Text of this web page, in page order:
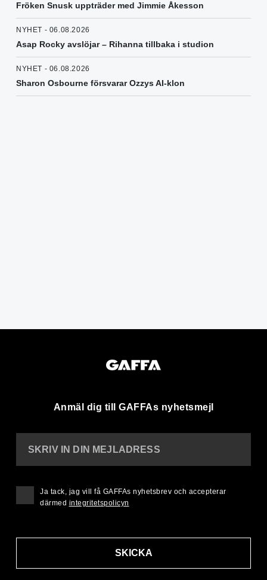
Fröken Snusk uppträder med Jimmie Åkesson
NYHET - 06.08.2026
Asap Rocky avslöjar – Rihanna tillbaka i studion
NYHET - 06.08.2026
Sharon Osbourne försvarar Ozzys AI-klon
Anmäl dig till GAFFAs nyhetsmejl
SKRIV IN DIN MEJLADRESS
SKICKA
Ja tack, jag vill få GAFFAs nyhetsbrev och accepterar
därmed integritetspolicyn